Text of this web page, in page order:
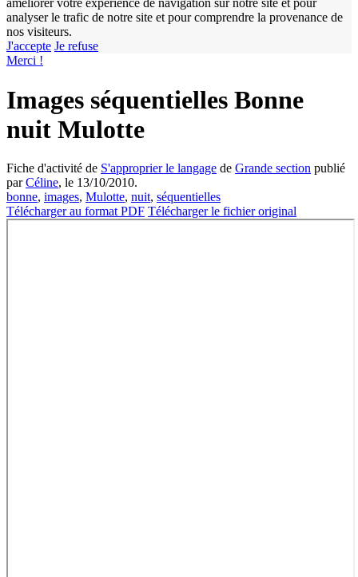
améliorer votre expérience de navigation sur notre site et pour
analyser le trafic de notre site et pour comprendre la provenance de
nos visiteurs.
J'accepte Je refuse
Merci !
Images séquentielles Bonne
nuit Mulotte
Fiche d'activité de S'approprier le langage de Grande section publié
parCéline, le 13/10/2010.
bonne, images, Mulotte, nuit, séquentielles
Télécharger au format PDF Télécharger le fichier original